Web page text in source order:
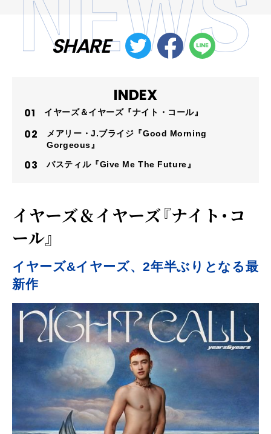
SHARE
INDEX
イヤーズ＆イヤーズ『ナイト・コール』
メアリー・J.ブライジ『Good Morning
Gorgeous』
バスティル『Give Me The Future』
イヤーズ＆イヤーズ『ナイト・コ
ール』
イヤーズ&イヤーズ、2年半ぶりとなる最
新作